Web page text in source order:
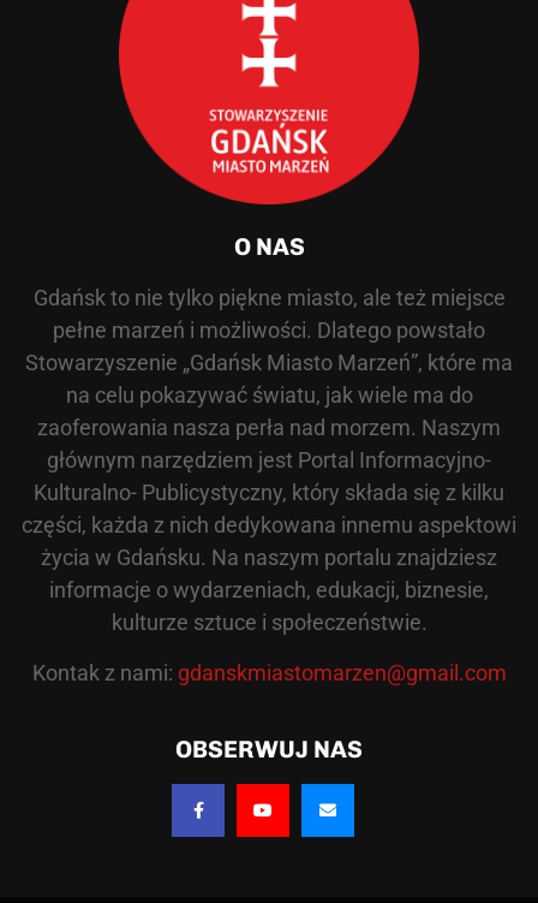
O NAS
Gdańsk to nie tylko piękne miasto, ale też miejsce
pełne marzeń i możliwości. Dlatego powstało
Stowarzyszenie „Gdańsk Miasto Marzeń”, które ma
na celu pokazywać światu, jak wiele ma do
zaoferowania nasza perła nad morzem. Naszym
głównym narzędziem jest Portal Informacyjno-
Kulturalno- Publicystyczny, który składa się z kilku
części, każda z nich dedykowana innemu aspektowi
życia w Gdańsku. Na naszym portalu znajdziesz
informacje o wydarzeniach, edukacji, biznesie,
kulturze sztuce i społeczeństwie.
Kontak z nami: gdanskmiastomarzen@gmail.com
OBSERWUJ NAS